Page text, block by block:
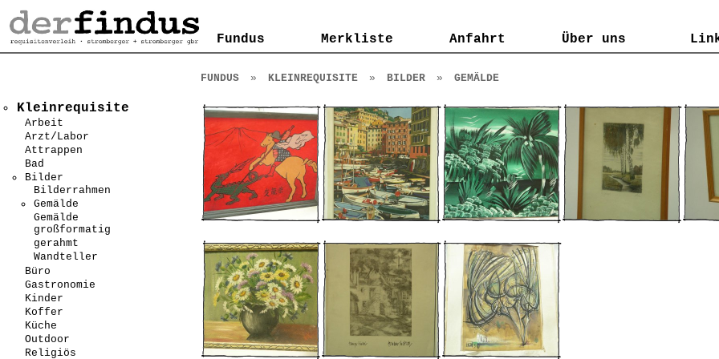
Fundus Merkliste Anfahrt Über uns
Kontakt
AGB
Impressum
Datenschutzerklärung Fundus Merkliste Anfahrt Über uns
Kleinrequisite
Arbeit
Arzt/Labor
Attrappen
Bad
Bilder
Bilderrahmen
Gemälde
Gemälde
großformatig
gerahmt
Wandteller
Büro
Gastronomie
Kinder
Koffer
Küche
Outdoor
Religiös
FUNDUS » KLEINREQUISITE » BILDER » GEMÄLDE